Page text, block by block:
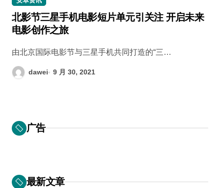
北影节三星手机电影短片单元引关注 开启未来
电影创作之旅
由北京国际电影节与三星手机共同打造的“三…
dawei 9 月 30, 2021
广告
最新文章